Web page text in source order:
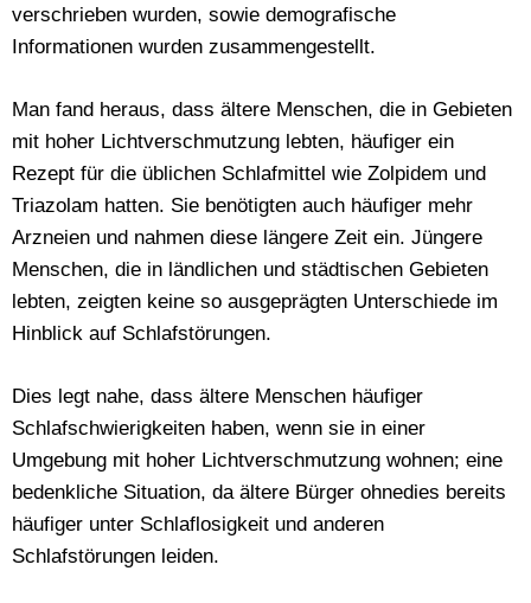
verschrieben wurden, sowie demografische
Informationen wurden zusammengestellt.
Man fand heraus, dass ältere Menschen, die in Gebieten
mit hoher Lichtverschmutzung lebten, häufiger ein
Rezept für die üblichen Schlafmittel wie Zolpidem und
Triazolam hatten. Sie benötigten auch häufiger mehr
Arzneien und nahmen diese längere Zeit ein. Jüngere
Menschen, die in ländlichen und städtischen Gebieten
lebten, zeigten keine so ausgeprägten Unterschiede im
Hinblick auf Schlafstörungen.
Dies legt nahe, dass ältere Menschen häufiger
Schlafschwierigkeiten haben, wenn sie in einer
Umgebung mit hoher Lichtverschmutzung wohnen; eine
bedenkliche Situation, da ältere Bürger ohnedies bereits
häufiger unter Schlaflosigkeit und anderen
Schlafstörungen leiden.